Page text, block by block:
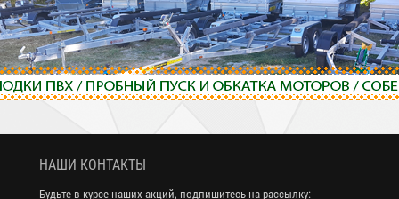
НАШИ КОНТАКТЫ
Будьте в курсе наших акций, подпишитесь на рассылку: